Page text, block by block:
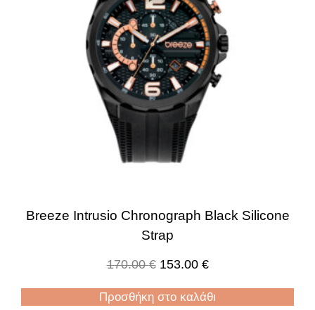
Breeze Intrusio Chronograph Black Silicone
Strap
170.00€ 153.00 €
Προσθήκη στο καλάθι